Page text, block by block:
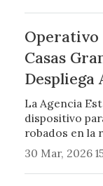
Operativo
Casas
Despliega
La Agencia
dispositivo
robados en la
30 Mar, 2026